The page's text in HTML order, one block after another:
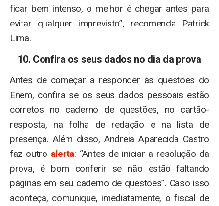
ficar bem intenso, o melhor é chegar antes para
evitar qualquer imprevisto”, recomenda Patrick
Lima.
10. Confira os seus dados no dia da prova
Antes de começar a responder às questões do
Enem, confira se os seus dados pessoais estão
corretos no caderno de questões, no cartão-
resposta, na folha de redação e na lista de
presença. Além disso, Andreia Aparecida Castro
faz outro alerta: “Antes de iniciar a resolução da
prova, é bom conferir se não estão faltando
páginas em seu caderno de questões”. Caso isso
aconteça, comunique, imediatamente, o fiscal de